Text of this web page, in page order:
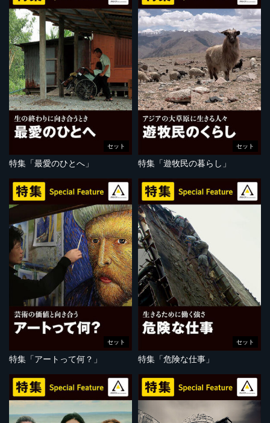
セット
特集「最愛のひとへ」
セット
特集「遊牧民の暮らし」
セット
特集「アートって何？」
セット
特集「危険な仕事」